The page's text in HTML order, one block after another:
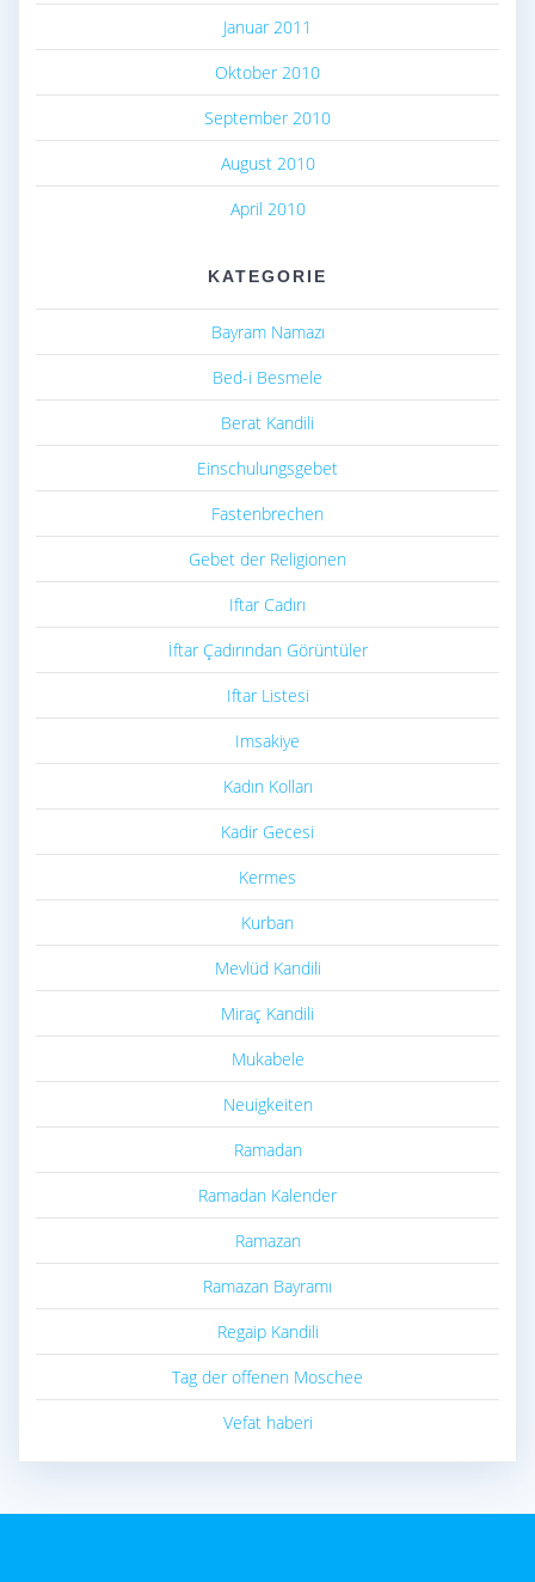
Januar 2011
Oktober 2010
September 2010
August 2010
April 2010
KATEGORIE
Bayram Namazı
Bed-i Besmele
Berat Kandili
Einschulungsgebet
Fastenbrechen
Gebet der Religionen
Iftar Cadırı
İftar Çadırından Görüntüler
Iftar Listesi
Imsakiye
Kadın Kolları
Kadir Gecesi
Kermes
Kurban
Mevlüd Kandili
Miraç Kandili
Mukabele
Neuigkeiten
Ramadan
Ramadan Kalender
Ramazan
Ramazan Bayramı
Regaip Kandili
Tag der offenen Moschee
Vefat haberi